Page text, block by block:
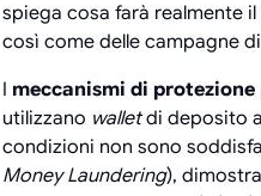
spiega cosa farà realmente il
così come delle campagne di
I meccanismi di protezione
utilizzano walletdi deposito
condizioni non sono
Money Laundering),